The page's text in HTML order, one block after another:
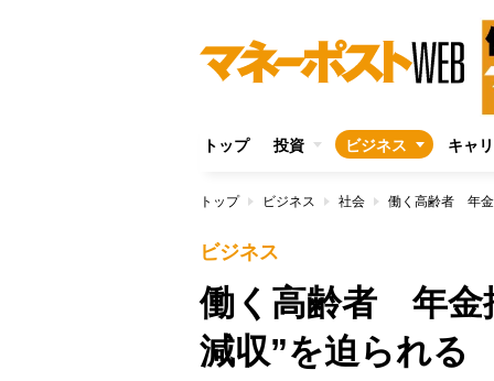
トップ 投資 ビジネス キャ
トップ ビジネス 社会 働く高齢者 年金
ビジネス
働く高齢者 年金
減収”を迫られる